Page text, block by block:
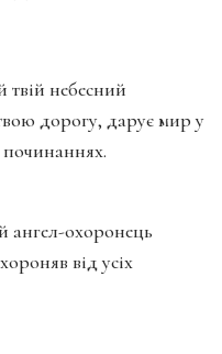
твій небесний
дорогу, дарує мир у
ангел-охоронець
від усіх